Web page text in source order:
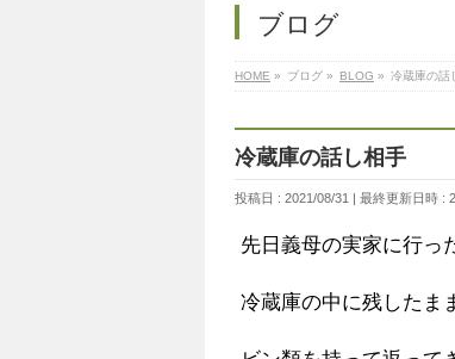
ブログ
HOME » ブログ » BLOG » 冷蔵庫の話
冷蔵庫の話し相手
投稿日 : 2021/08/31 最終更新日時 :
先日義母の実家に行っ
冷蔵庫の中に残したま